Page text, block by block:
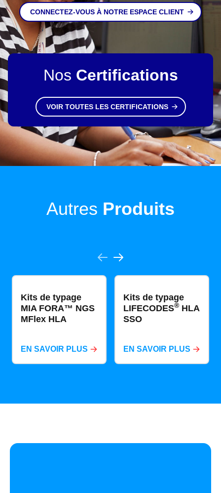
CONNECTEZ-VOUS À NOTRE ESPACE CLIENT
Nos Certifications
VOIR TOUTES LES CERTIFICATIONS
Autres Produits
Kits de typage
MIA FORA™ NGS
MFlex HLA
EN SAVOIR PLUS
Kits de typage
LIFECODES® HLA
SSO
EN SAVOIR PLUS